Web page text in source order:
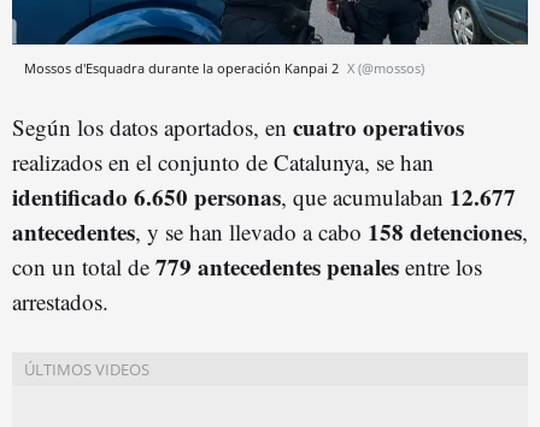
Mossos d'Esquadra durante la operación Kanpai 2 X (@mossos)
Según los datos aportados, en cuatro operativos
realizados en el conjunto de Catalunya, se han
identificado 6.650 personas, que acumulaban 12.677
antecedentes, y se han llevado a cabo 158 detenciones,
con un total de 779 antecedentes penales entre los
arrestados.